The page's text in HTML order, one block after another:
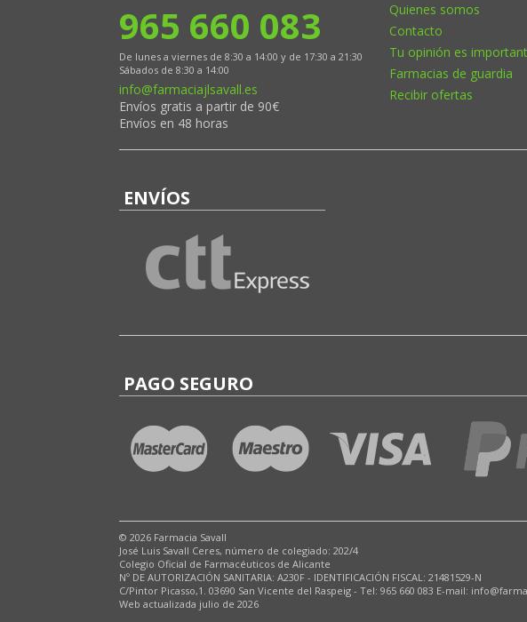
965 660 083
De lunes a viernes de 8:30 a 14:00 y de 17:30 a 21:30
Sábados de 8:30 a 14:00
info@farmaciajlsavall.es
Envíos gratis a partir de 90€
Envíos en 48 horas
Quienes somos
Contacto
Tu opinión es
Farmacias de guardia
Recibir ofertas
ENVÍOS
PAGO SEGURO
© 2026 Farmacia Savall
José Luis Savall Ceres, número de colegiado: 202/4
Colegio Oficial de Farmacéuticos de Alicante
Nº DE AUTORIZACIÓN SANITARIA: A230F - IDENTIFICACIÓN FISCAL: 21481529-N
C/Pintor Picasso,1. 03690 San Vicente del Raspeig - Tel: 965 660 083 E-mail:
Web actualizada julio de 2026